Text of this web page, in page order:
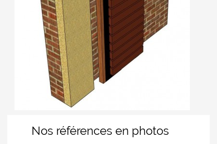
Nos références en photos